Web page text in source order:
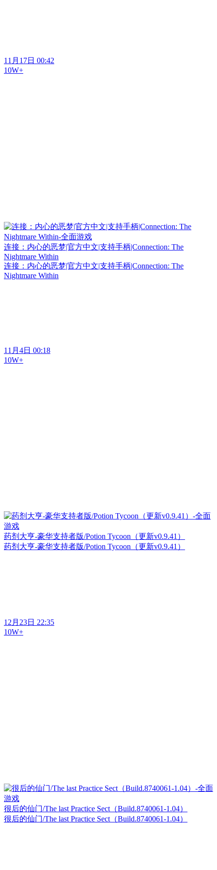
11月17日 00:42
10W+
连接：内心的恶梦|官方中文|支持手柄|Connection: The
Nightmare Within
连接：内心的恶梦|官方中文|支持手柄|Connection: The
Nightmare Within
11月4日 00:18
10W+
药剂大亨-豪华支持者版/Potion Tycoon（更新v0.9.41）
药剂大亨-豪华支持者版/Potion Tycoon（更新v0.9.41）
12月23日 22:35
10W+
很后的仙门/The last Practice Sect（Build.8740061-1.04）
很后的仙门/The last Practice Sect（Build.8740061-1.04）